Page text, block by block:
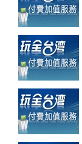
刊登、訂房系
刊登、訂房系